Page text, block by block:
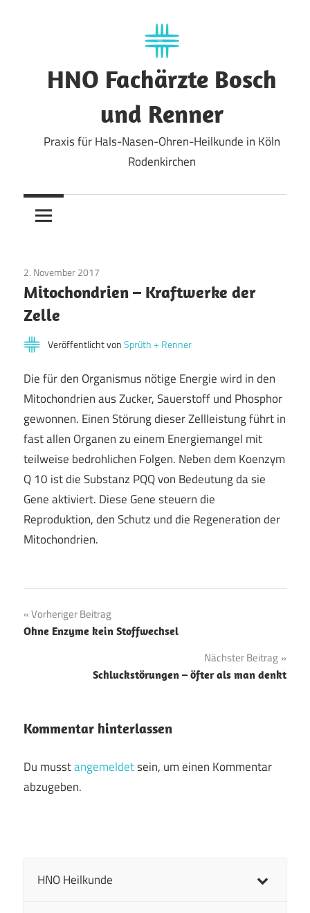
HNO Fachärzte Bosch
und Renner
Praxis für Hals-Nasen-Ohren-Heilkunde in Köln
Rodenkirchen
2. November 2017
Mitochondrien – Kraftwerke der
Zelle
Veröffentlicht vonSprüth + Renner
Die für den Organismus nötige Energie wird in den
Mitochondrien aus Zucker, Sauerstoff und Phosphor
gewonnen. Einen Störung dieser Zellleistung führt in
fast allen Organen zu einem Energiemangel mit
teilweise bedrohlichen Folgen. Neben dem Koenzym
Q 10 ist die Substanz PQQ von Bedeutung da sie
Gene aktiviert. Diese Gene steuern die
Reproduktion, den Schutz und die Regeneration der
Mitochondrien.
Beitragsnavigation
Vorheriger Beitrag
Ohne Enzyme kein Stoffwechsel
Nächster Beitrag
Schluckstörungen – öfter als man denkt
Kommentar hinterlassen
Du musstangemeldetsein, um einen Kommentar
abzugeben.
HNO Heilkunde